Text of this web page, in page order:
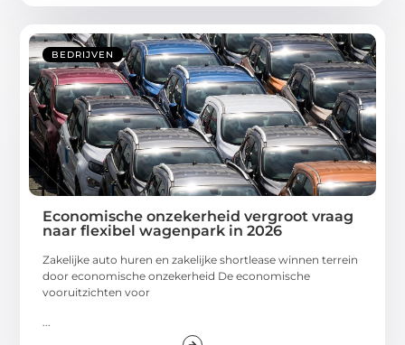
BEDRIJVEN
Economische onzekerheid vergroot vraag
naar flexibel wagenpark in 2026
Zakelijke auto huren en zakelijke shortlease winnen terrein
door economische onzekerheid De economische
vooruitzichten voor